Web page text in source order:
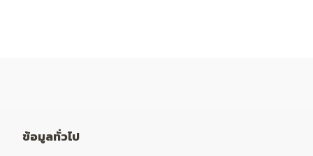
ข้อมูลทั่วไป